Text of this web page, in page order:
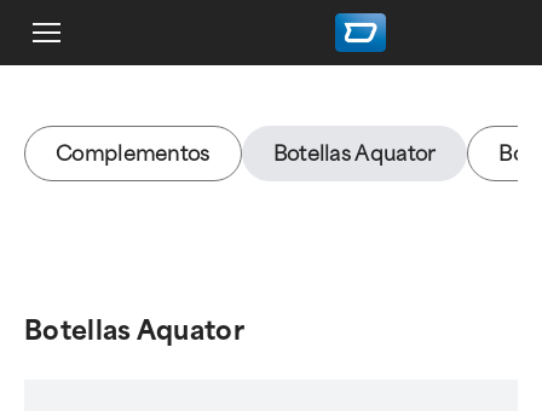
Complementos Botellas Aquator
Botellas Aquator